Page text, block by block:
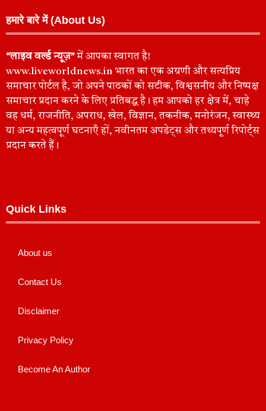
हमारे बारे में (About Us)
“लाइव वर्ल्ड न्यूज़”में आपका स्वागत है!
www.liveworldnews.in भारत का एक अग्रणी और सत्यप्रिय
समाचार पोर्टल है, जो अपने पाठकों को सटीक, विश्वसनीय और निष्पक्ष
समाचार प्रदान करने के लिए प्रतिबद्ध है। हम आपको हर क्षेत्र में, चाहे
वह धर्म, राजनीति, अपराध, खेल, विज्ञान, तकनीक, मनोरंजन, स्वास्थ्य
या अन्य महत्वपूर्ण घटनाएँ हों, नवीनतम अपडेट्स और तथ्यपूर्ण रिपोर्ट्स
प्रदान करते हैं।
Quick Links
About us
Contact Us
Disclaimer
Privacy Policy
Become An Author